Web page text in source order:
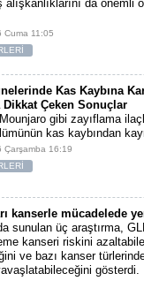
alışkanlıklarını da
Cuma 11:05
Kas Kaybına
Dikkat Çeken Sonuçlar
gibi zayıflama
kas kaybından
Çarşamba 16:19
kanserle mücadelede
sunulan üç araştırma,
kanseri riskini
ve bazı kanser
gösterdi.